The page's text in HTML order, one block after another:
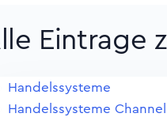
Eintrage
Handelssysteme
Handelssysteme